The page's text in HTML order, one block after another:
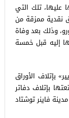
عليها، تلك التي
نقدية ممزقة من
يورو، تبلغ قيمتها 950 ألف يورو، وذلك بعد وفاة
إليه قبل خمسة
بإتلاف الأوراق
بإتلاف دفاتر
فاينر توشتاد